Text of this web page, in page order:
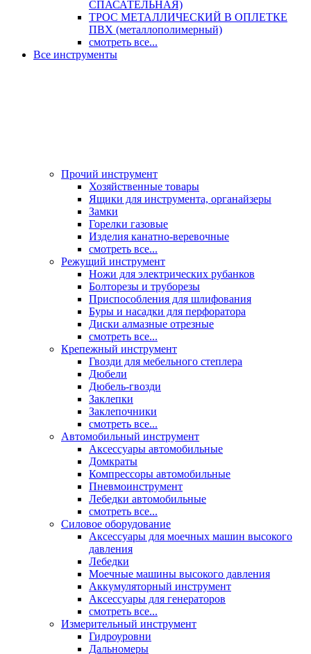
СПАСАТЕЛЬНАЯ)
ТРОС МЕТАЛЛИЧЕСКИЙ В ОПЛЕТКЕ
ПВХ (металлополимерный)
смотреть все...
Все инструменты
Прочий инструмент
Хозяйственные товары
Ящики для инструмента, органайзеры
Замки
Горелки газовые
Изделия канатно-веревочные
смотреть все...
Режущий инструмент
Ножи для электрических рубанков
Болторезы и труборезы
Приспособления для шлифования
Буры и насадки для перфоратора
Диски алмазные отрезные
смотреть все...
Крепежный инструмент
Гвозди для мебельного степлера
Дюбели
Дюбель-гвозди
Заклепки
Заклепочники
смотреть все...
Автомобильный инструмент
Аксессуары автомобильные
Домкраты
Компрессоры автомобильные
Пневмоинструмент
Лебедки автомобильные
смотреть все...
Силовое оборудование
Аксессуары для моечных машин высокого
давления
Лебедки
Моечные машины высокого давления
Аккумуляторный инструмент
Аксессуары для генераторов
смотреть все...
Измерительный инструмент
Гидроуровни
Дальномеры